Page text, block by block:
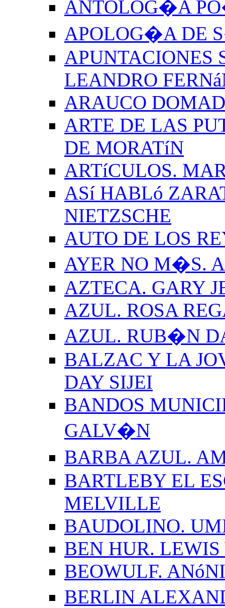
ANTOLOG�A
APOLOG�A DE
APUNTACIONES
LEANDRO
ARAUCO
ARTE DE LAS
DE MORATíN
ARTíCULOS.
ASí HABLó
NIETZSCHE
AUTO DE LOS
AYER NO M�S.
AZTECA. GARY
AZUL. ROSA
AZUL. RUB�N
BALZAC Y LA
DAY SIJEI
BANDOS
GALV�N
BARBA AZUL.
BARTLEBY EL
MELVILLE
BAUDOLINO.
BEN HUR.
BEOWULF.
BERLIN